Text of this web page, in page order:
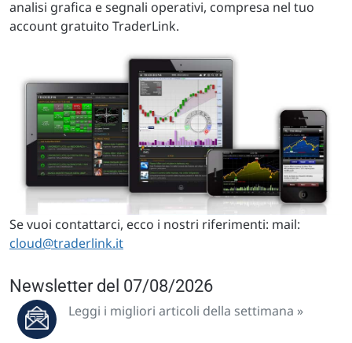
analisi grafica e segnali operativi, compresa nel tuo
account gratuito TraderLink.
Se vuoi contattarci, ecco i nostri riferimenti: mail:
cloud@traderlink.it
Newsletter del 07/08/2026
Leggi i migliori articoli della settimana »